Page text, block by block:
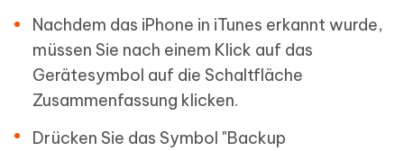
Nachdem das iPhone in iTunes erkannt wurde,
müssen Sie nach einem Klick auf das
Gerätesymbol auf die Schaltfläche
Zusammenfassung klicken.
Drücken Sie das Symbol "Backup